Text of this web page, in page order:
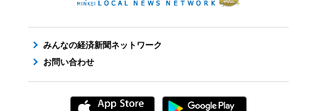
みんなの経済新聞ネットワーク
お問い合わせ